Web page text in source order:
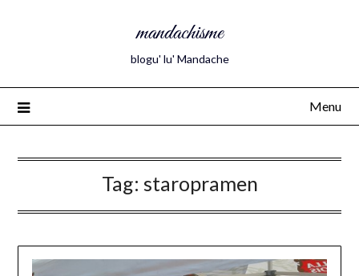
mandachisme
blogu' lu' Mandache
Menu
Tag: staropramen